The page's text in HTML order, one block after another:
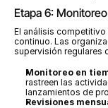
Etapa 6:
El análisis
continuo. Las
supervisión regulares
Monitoreo en
rastreen las
lanzamientos de
Revisiones